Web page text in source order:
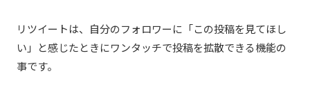
リツイートは、自分のフォロワーに「この投稿を見てほし
い」と感じたときにワンタッチで投稿を拡散できる機能の
事です。